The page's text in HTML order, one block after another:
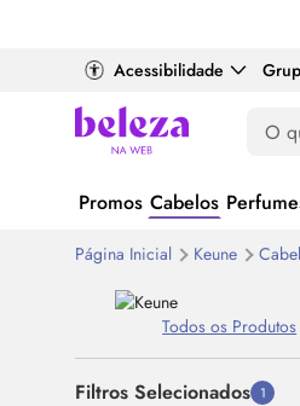
Acessibilidade
Promos Cabelos
Página Inicial Keune
Todos os Produtos
Filtros Selecionados 1